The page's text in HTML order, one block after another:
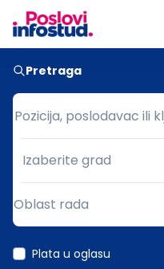
Pretraga
Pozicija, poslodavac ili
Pozicija, poslodavac ili
Grad
Izaberite grad
Oblast rada
Plata u oglasu